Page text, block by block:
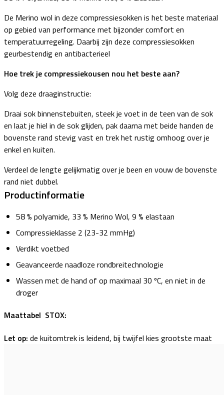
De Merino wol in deze compressiesokken is het beste materiaal
op gebied van performance met bijzonder comfort en
temperatuurregeling. Daarbij zijn deze compressiesokken
geurbestendig en antibacterieel
Hoe trek je compressiekousen nou het beste aan?
Volg deze draaginstructie:
Draai sok binnenstebuiten, steek je voet in de teen van de sok
en laat je hiel in de sok glijden, pak daarna met beide handen de
bovenste rand stevig vast en trek het rustig omhoog over je
enkel en kuiten.
Verdeel de lengte gelijkmatig over je been en vouw de bovenste
rand niet dubbel.
Productinformatie
58 % polyamide, 33 % Merino Wol, 9 % elastaan
Compressieklasse 2 (23-32 mmHg)
Verdikt voetbed
Geavanceerde naadloze rondbreitechnologie
Wassen met de hand of op maximaal 30 ºC, en niet in de
droger
Maattabel STOX:
Let op: de kuitomtrek is leidend, bij twijfel kies grootste maat